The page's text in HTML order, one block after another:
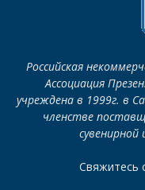
Российская
Ассоциация
учреждена в 1999г. в
членстве
сувенирной
Свяжитесь